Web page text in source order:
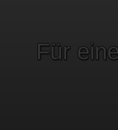
Für